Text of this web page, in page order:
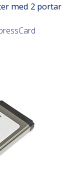
med 2 portar